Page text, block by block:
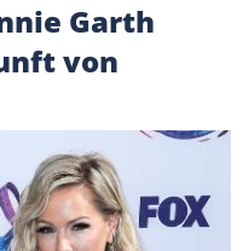
Garth
von